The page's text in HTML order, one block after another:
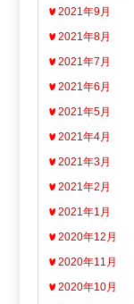
2021年9月
2021年8月
2021年7月
2021年6月
2021年5月
2021年4月
2021年3月
2021年2月
2021年1月
2020年12月
2020年11月
2020年10月